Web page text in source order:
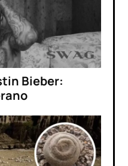
Bieber: